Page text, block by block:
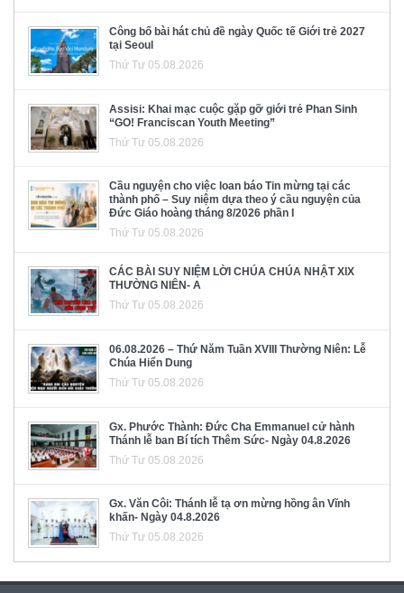
Công bố bài hát chủ đề ngày Quốc tế Giới trẻ 2027
tại Seoul
Thứ Tư 05.08.2026
Assisi: Khai mạc cuộc gặp gỡ giới trẻ Phan Sinh
“GO! Franciscan Youth Meeting”
Thứ Tư 05.08.2026
Cầu nguyện cho việc loan báo Tin mừng tại các
thành phố – Suy niệm dựa theo ý cầu nguyện của
Đức Giáo hoàng tháng 8/2026 phần I
Thứ Tư 05.08.2026
CÁC BÀI SUY NIỆM LỜI CHÚA CHÚA NHẬT XIX
THƯỜNG NIÊN- A
Thứ Tư 05.08.2026
06.08.2026 – Thứ Năm Tuần XVIII Thường Niên: Lễ
Chúa Hiển Dung
Thứ Tư 05.08.2026
Gx. Phước Thành: Đức Cha Emmanuel cử hành
Thánh lễ ban Bí tích Thêm Sức- Ngày 04.8.2026
Thứ Tư 05.08.2026
Gx. Văn Côi: Thánh lễ tạ ơn mừng hồng ân Vĩnh
khấn- Ngày 04.8.2026
Thứ Tư 05.08.2026